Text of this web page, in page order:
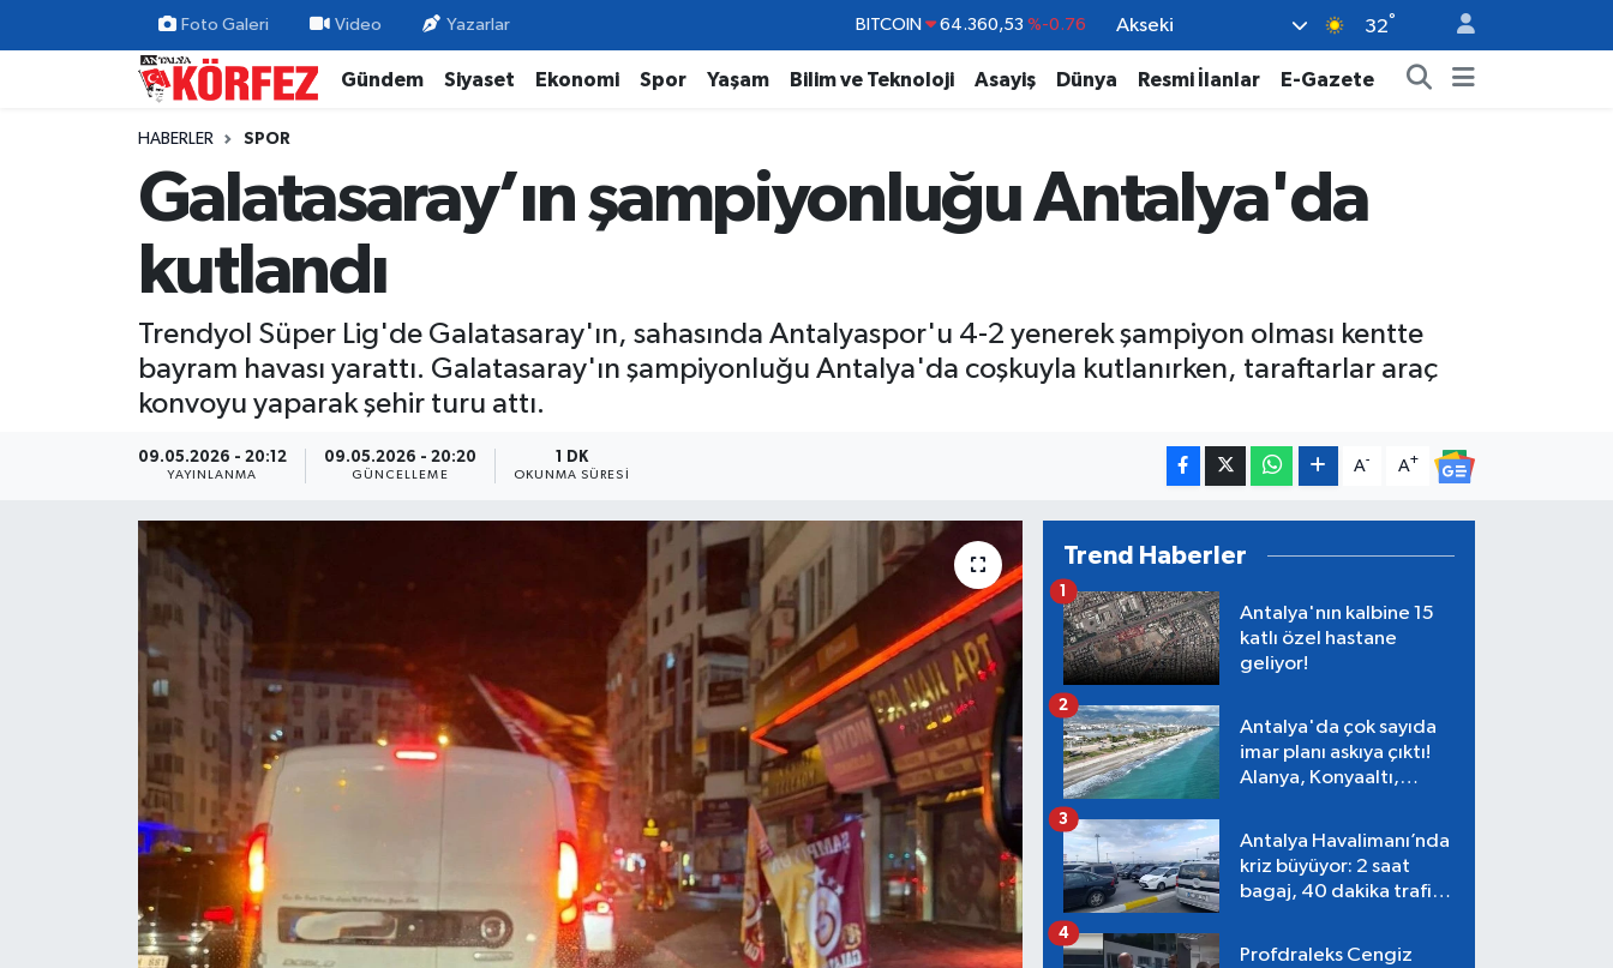
Foto Galeri Video Yazarlar DOLAR 47,7069 %0.17
EURO 55,0265 %0.01
BİST100 13.887 %64
Akseki 32°
Gündem Siyaset Ekonomi Spor Yaşam Bilim ve Teknoloji Asayiş Dünya Resmi İlanlar E-Gazete
HABERLER SPOR
Galatasaray’ın şampiyonluğu Antalya'da
kutlandı
Trendyol Süper Lig'de Galatasaray'ın, sahasında Antalyaspor'u 4-2 yenerek şampiyon olması kentte
bayram havası yarattı. Galatasaray'ın şampiyonluğu Antalya'da coşkuyla kutlanırken, taraftarlar araç
konvoyu yaparak şehir turu attı.
09.05.2026 - 20:12
YAYINLANMA
09.05.2026 - 20:20
GÜNCELLEME
1 DK
OKUNMA SÜRESI
A- A+
Trend Haberler
Antalya'nın kalbine 15
katlı özel hastane
geliyor!
1
Antalya'da çok sayıda
imar planı askıya çıktı!
Alanya, Konyaaltı,
2
Antalya Havalimanı’nda
kriz büyüyor: 2 saat
bagaj, 40 dakika trafik,
3
Profdraleks Cengiz
4
Gündem
Yerel Yönetim
Magazin
Kültür ve Sanat
Sivil Toplum
Nöbetçi Eczaneler
Trafik Durumu
Süper Lig Puan Durumu ve Fikstür
Tüm Manşetler
Son Dakika Haberleri
Haber Arşivi